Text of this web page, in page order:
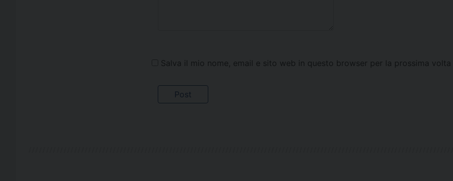
Salva il mio nome, email e sito web in questo browser per la prossima volta